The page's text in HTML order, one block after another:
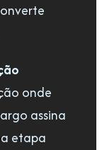
onde
assina
etapa